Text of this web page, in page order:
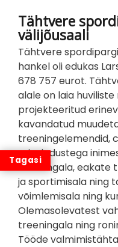
Tähtvere
välijõusaali
Tähtvere
hankel oli edukas
678 757 eurot.
alale on laia
projekteeritud
kavandatud
treeningelemendid,
erivajadustega
treeningala, eakate
ja sportimisala ning
võimlemisala ning
Olemasolevatest
treeningala ning
Tööde